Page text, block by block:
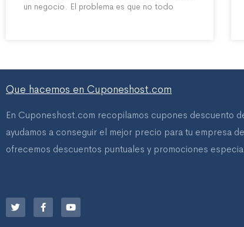
un negocio. El problema es que no todo
Que hacemos en Cuponeshost.com
En Cuponeshost.com recopilamos cupones descuento
ayudamos a conseguir el mejor precio para tu empresa
ofrecemos descuentos puntuales y promociones
w
i
t
a
c
e
o
u
t